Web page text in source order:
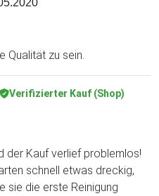
Qualität zu sein.
Verifizierter Kauf (Shop)
der Kauf verlief problemlos!
schnell etwas dreckig,
sie die erste Reinigung